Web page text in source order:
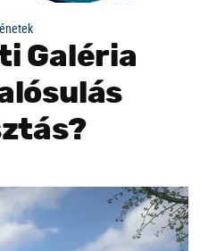
Galéria